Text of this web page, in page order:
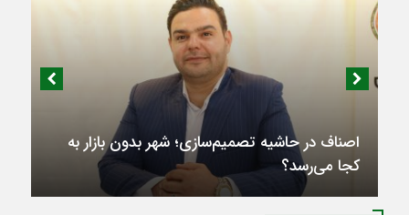
اصناف در حاشیه تصمیم‌سازی؛ شهر بدون بازار به
کجا می‌رسد؟